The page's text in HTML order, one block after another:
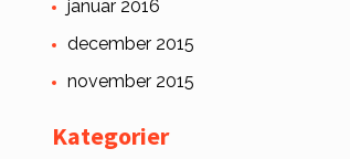
januar 2016
december 2015
november 2015
Kategorier